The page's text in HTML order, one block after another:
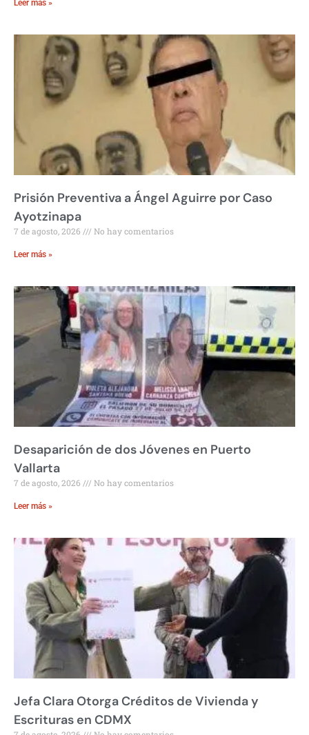
Leer más »
Prisión Preventiva a Ángel Aguirre por Caso
Ayotzinapa
7 de agosto, 2026 No hay comentarios
Leer más »
Desaparición de dos Jóvenes en Puerto
Vallarta
7 de agosto, 2026 No hay comentarios
Leer más »
Jefa Clara Otorga Créditos de Vivienda y
Escrituras en CDMX